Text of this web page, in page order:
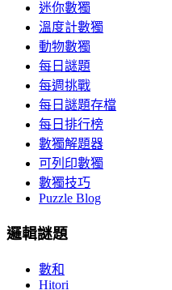
迷你數獨
溫度計數獨
動物數獨
每日謎題
每週挑戰
每日謎題存檔
每日排行榜
數獨解題器
可列印數獨
數獨技巧
Puzzle Blog
邏輯謎題
數和
Hitori